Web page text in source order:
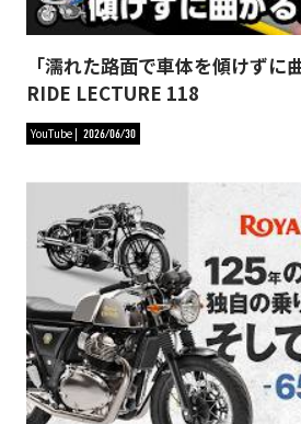
「濡れた路面で車体を傾けずに
RIDE LECTURE 118
YouTube 2026/06/30